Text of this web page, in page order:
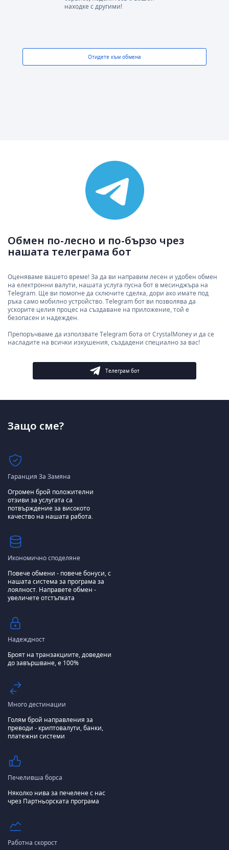
находке с другими!
Отидете към обмена
Обмен по-лесно и по-бързо чрез
нашата телеграма бот
Оценяваме вашето време! За да ви направим лесен и удобен обмен
на електронни валути, нашата услуга пусна бот в месинджъра на
Telegram. Ще ви помогне да сключите сделка, дори ако имате под
ръка само мобилно устройство. Telegram бот ви позволява да
ускорите целия процес на създаване на приложение, той е
безопасен и надежден.
Препоръчваме да използвате Telegram бота от CrystalMoney и да се
насладите на всички изкушения, създадени специално за вас!
Телеграм бот
Защо сме?
Гаранция За Замяна
Огромен брой положителни
отзиви за услугата са
потвърждение за високото
качество на нашата работа.
Икономично споделяне
Повече обмени - повече бонуси, с
нашата система за програма за
лоялност. Направете обмен -
увеличете отстъпката
Надеждност
Броят на транзакциите, доведени
до завършване, е 100%
Много дестинации
Голям брой направления за
преводи - криптовалути, банки,
платежни системи
Печеливша борса
Няколко нива за печелене с нас
чрез Партньорската програма
Работна скорост